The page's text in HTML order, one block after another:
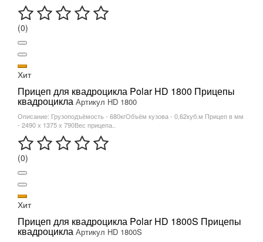
(0)
Хит
Прицеп для квадроцикла Polar HD 1800 Прицепы
квадроцикла Артикул HD 1800
Описание: Грузоподъёмость - 680кгОбъём кузова - 0,62куб.м Прицеп в мм
- 2490 х 1375 х 790Вес прицепа..
(0)
Хит
Прицеп для квадроцикла Polar HD 1800S Прицепы
квадроцикла Артикул HD 1800S